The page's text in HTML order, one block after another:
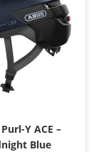
Y ACE –
Blue